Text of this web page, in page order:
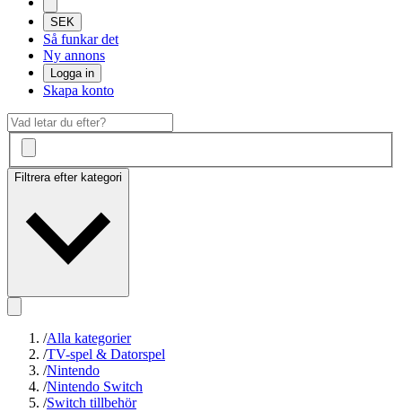
SEK
Så funkar det
Ny annons
Logga in
Skapa konto
Filtrera efter kategori
/Alla kategorier
/TV-spel & Datorspel
/Nintendo
/Nintendo Switch
/Switch tillbehör